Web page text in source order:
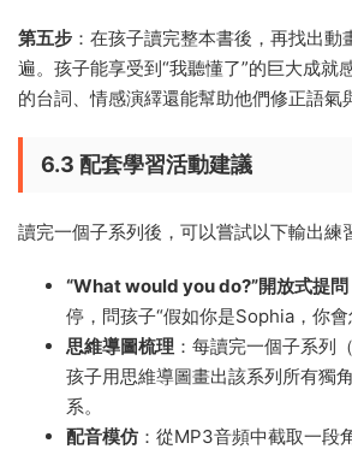
第五步 ：在孩子讀完整本書後，再找出動
遍。孩子能享受到“我聽懂了”的巨大成就
的台詞、情感演繹還能幫助他們修正語氣
6.3 配套學習活動建議
讀完一個子系列後，可以嘗試以下輸出練
“What would you do?”開放式提問
停，問孩子“假如你是Sophia，你會
思維導圖梳理 ：每讀完一個子系列
孩子用思維導圖畫出該系列所有獨
系。
配音模仿 ：從MP3音頻中截取一段